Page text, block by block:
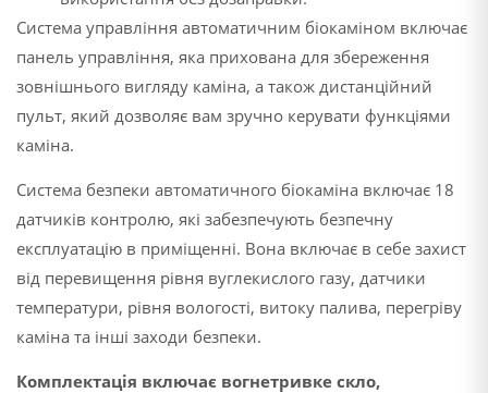
Система управління автоматичним біокаміном включає
панель управління, яка прихована для збереження
зовнішнього вигляду каміна, а також дистанційний
пульт, який дозволяє вам зручно керувати функціями
каміна.
Система безпеки автоматичного біокаміна включає 18
датчиків контролю, які забезпечують безпечну
експлуатацію в приміщенні. Вона включає в себе захист
від перевищення рівня вуглекислого газу, датчики
температури, рівня вологості, витоку палива, перегріву
каміна та інші заходи безпеки.
Комплектація включає вогнетривке скло,